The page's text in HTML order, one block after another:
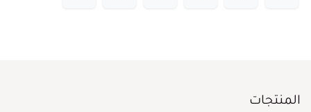
المنتجات